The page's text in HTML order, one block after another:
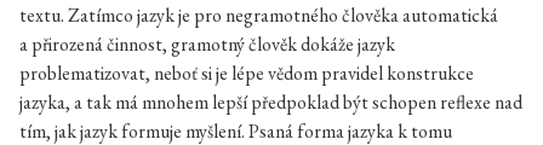
textu. Zatímco jazyk je pro negramotného člověka automatická
a přirozená činnost, gramotný člověk dokáže jazyk
problematizovat, neboť si je lépe vědom pravidel konstrukce
jazyka, a tak má mnohem lepší předpoklad být schopen reflexe nad
tím, jak jazyk formuje myšlení. Psaná forma jazyka k tomu